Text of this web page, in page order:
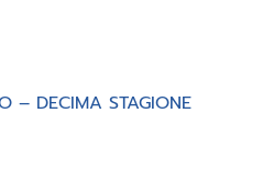
– DECIMA STAGIONE